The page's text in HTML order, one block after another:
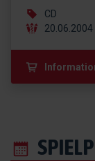
CD
20.06.2004